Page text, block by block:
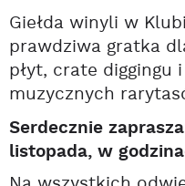
Giełda winyli w
prawdziwa gratka
płyt, crate diggingu
muzycznych
Serdecznie
listopada, w